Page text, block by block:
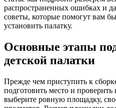
распространенных ошибках и
советы, которые помогут вам
установить палатку.
Основные этапы
детской палатки
Прежде чем приступить к
подготовить место и
выберите ровную площадку,